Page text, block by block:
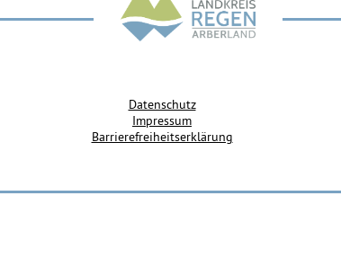
Datenschutz
Impressum
Barrierefreiheitserklärung